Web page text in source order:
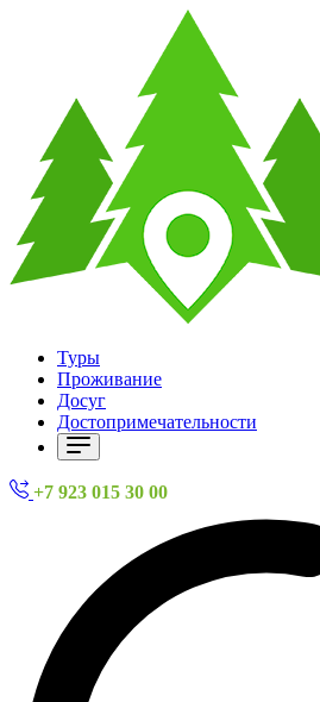
Туры
Проживание
Досуг
Достопримечательности
+7 923 015 30 00